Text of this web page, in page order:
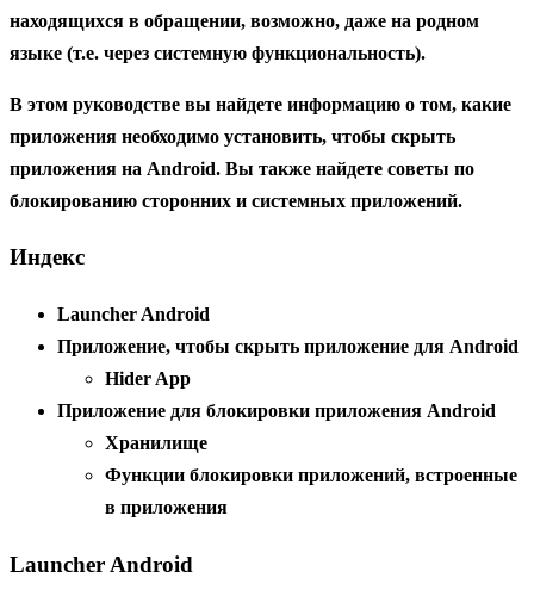
находящихся в обращении, возможно, даже на родном
языке (т.е. через системную функциональность).
В этом руководстве вы найдете информацию о том, какие
приложения необходимо установить, чтобы скрыть
приложения на Android. Вы также найдете советы по
блокированию сторонних и системных приложений.
Индекс
Launcher Android
Приложение, чтобы скрыть приложение для Android
Hider App
Приложение для блокировки приложения Android
Хранилище
Функции блокировки приложений, встроенные
в приложения
Launcher Android